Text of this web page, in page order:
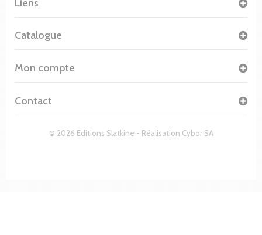
© 2026 Editions Slatkine - Réalisation Cybor SA
Liens
Catalogue
Mon compte
Contact